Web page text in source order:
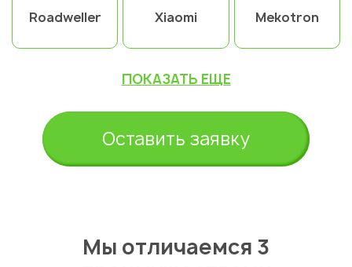
Roadweller Xiaomi Mekotron
ПОКАЗАТЬ ЕЩЕ
Оставить заявку
Мы отличаемся 3